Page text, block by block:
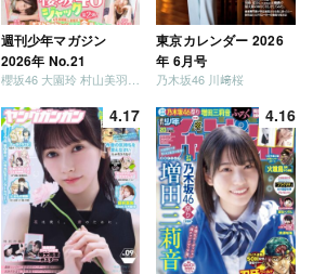
週刊少年マガジン
2026年 No.21
東京カレンダー 2026
年 6月号
乃木坂46 川﨑桜
4.17 4.16